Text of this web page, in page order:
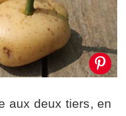
aux deux tiers, en